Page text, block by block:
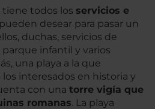
tiene todos los servicios e
desear para pasar un
duchas, servicios de
infantil y varios
una playa a la que
interesados en historia y
con una torre vigía que
romanas. La playa